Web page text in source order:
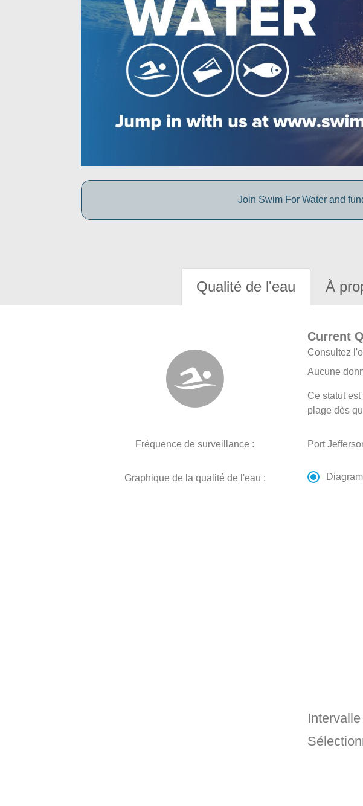
Join Swim For Water and
Qualité de l'eau À
Current
Consultez
Aucune
Ce statut
plage dès
Fréquence de surveillance : Port
Graphique de la qualité de l'eau :
Intervalle